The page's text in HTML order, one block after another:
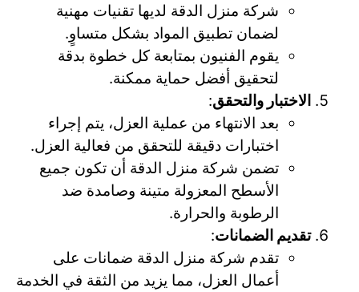
شركة منزل الدقة لديها تقنيات مهنية
لضمان تطبيق المواد بشكل متساوٍ.
يقوم الفنيون بمتابعة كل خطوة بدقة
لتحقيق أفضل حماية ممكنة.
الاختبار والتحقق:
بعد الانتهاء من عملية العزل، يتم إجراء
اختبارات دقيقة للتحقق من فعالية العزل.
تضمن شركة منزل الدقة أن تكون جميع
الأسطح المعزولة متينة وصامدة ضد
الرطوبة والحرارة.
تقديم الضمانات:
تقدم شركة منزل الدقة ضمانات على
أعمال العزل، مما يزيد من الثقة في الخدمة